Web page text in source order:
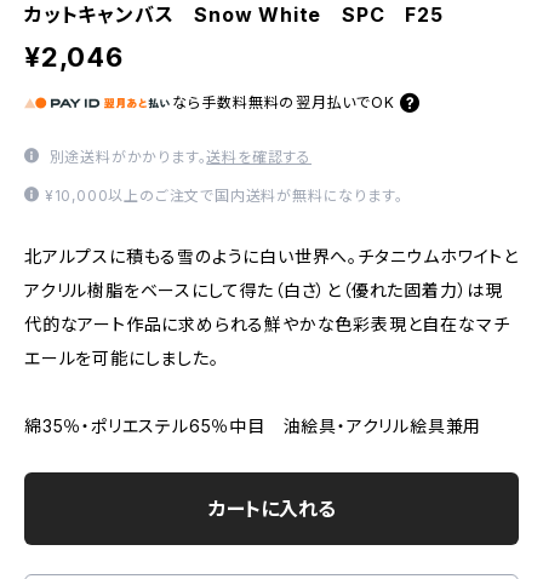
カットキャンバス Snow White SPC F25
¥2,046
なら 手数料無料の 翌月払いでOK
別途送料がかかります。送料を確認する
¥10,000以上のご注文で国内送料が無料になります。
北アルプスに積もる雪のように白い世界へ。チタニウムホワイトと
アクリル樹脂をベースにして得た（白さ）と（優れた固着力）は現
代的なアート作品に求められる鮮やかな色彩表現と自在なマチ
エールを可能にしました。
綿35％・ポリエステル65％中目 油絵具・アクリル絵具兼用
カートに入れる